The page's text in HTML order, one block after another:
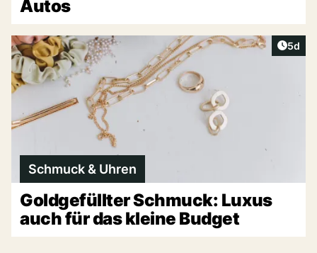
Autos
5d
Schmuck & Uhren
Goldgefüllter Schmuck: Luxus
auch für das kleine Budget